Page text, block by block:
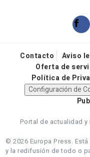
Contacto Aviso
Oferta de
Política de
Configuración de
Portal de actualidad
© 2026 Europa Press.
y la redifusión de todo o